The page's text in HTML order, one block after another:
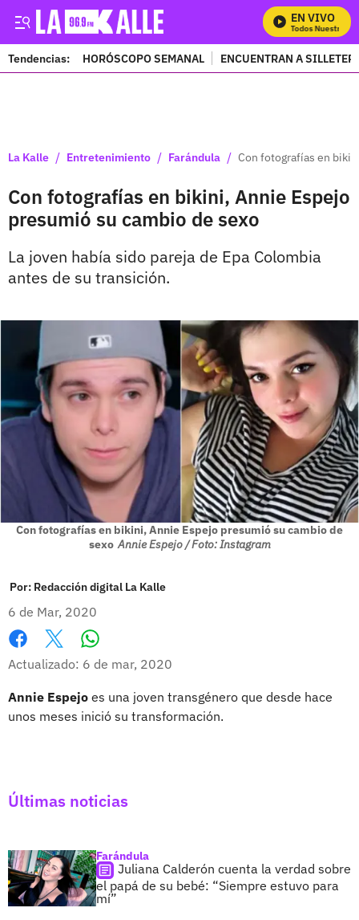
EN VIVO
Mira Todos Nuestros
Tendencias: HORÓSCOPO SEMANAL ENCUENTRAN A
La Kalle / Entretenimiento / Farándula / Con fotografías en
Con fotografías en bikini, Annie Espejo
presumió su cambio de sexo
La joven había sido pareja de Epa Colombia
antes de su transición.
Con fotografías en bikini, Annie Espejo presumió su cambio de
sexo Annie Espejo / Foto: Instagram
Por: Redacción digital La Kalle
6 de Mar, 2020
Facebook
X
Actualizado: 6 de mar, 2020
Annie Espejo es una joven transgénero que desde hace
unos meses inició su transformación.
Últimas noticias
Farándula
Juliana Calderón cuenta la verdad sobre
el papá de su bebé: “Siempre estuvo para
mí”